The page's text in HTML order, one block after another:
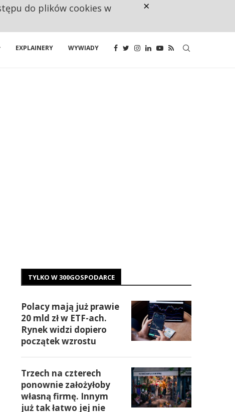
EXPLAINERY WYWIADY
TYLKO W 300GOSPODARCE
Polacy mają już prawie
20 mld zł w ETF-ach.
Rynek widzi dopiero
początek wzrostu
Trzech na czterech
ponownie założyłoby
własną firmę. Innym
już tak łatwo jej nie
do plików cookies w
×